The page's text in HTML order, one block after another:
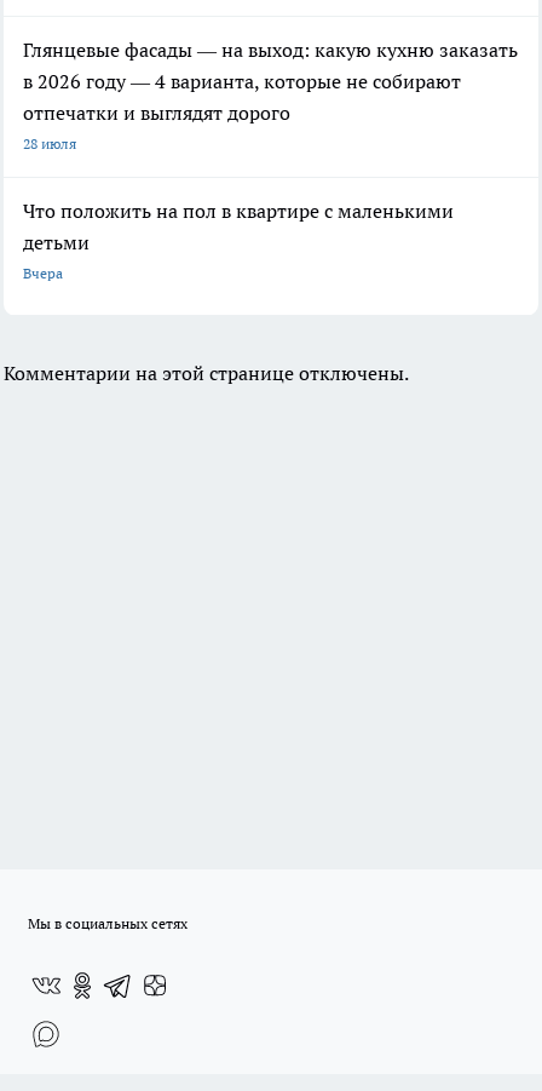
Глянцевые фасады — на выход: какую кухню заказать
в 2026 году — 4 варианта, которые не собирают
отпечатки и выглядят дорого
28 июля
Что положить на пол в квартире с маленькими
детьми
Вчера
Комментарии на этой странице отключены.
Мы в социальных сетях